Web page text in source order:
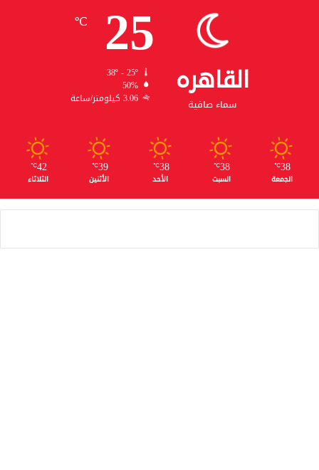
القاهره
سماء صافية
25
℃
38º - 25º
50%
3.06 كيلومتر/ساعة
38
℃
الجمعة
38
℃
السبت
38
℃
الأحد
39
℃
الأثنين
42
℃
الثلاثاء